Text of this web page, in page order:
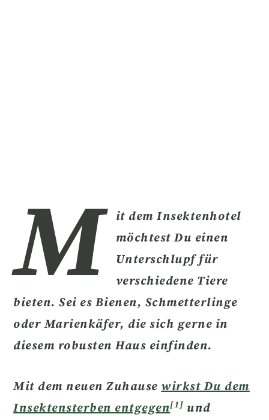
M
it dem Insektenhotel
möchtest Du einen
Unterschlupf für
verschiedene Tiere
bieten.Sei es Bienen, Schmetterlinge
oder Marienkäfer, die sich gerne in
diesem robusten Haus einfinden.
Mit dem neuen Zuhausewirkst Du dem
Insektensterben entgegen[1] und